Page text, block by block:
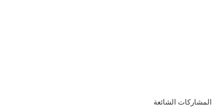
المشاركات الشائعة